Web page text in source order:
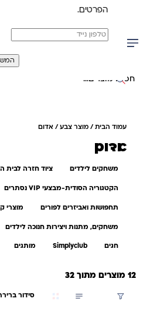
משלוח מהיר חינם בקניה מעל 299 ₪ (למעט ריהוט)
חיפוש באתר
עמוד הבית/ מוצר צבע / אדום
אדום
משחקים לילדים ציוד חזרה לבית הספר
הקטגוריה הסודית-מבצעי VIP נסתרים
תחפושות ואביזרים לפורים מוצרי קיץ
משחקים, מתנות ויצירות חנוכה לילדים
חגים Simplyclub מותגים
סינון
הפרטים.
המשך